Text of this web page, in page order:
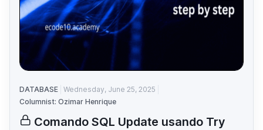
DATABASE Wednesday, June 25, 2025
Columnist: Ozimar Henrique
Comando SQL Update usando Try